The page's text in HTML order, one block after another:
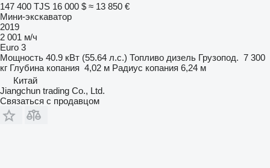
147 400 TJS 16 000 $ ≈ 13 850 €
Мини-экскаватор
2019
2 001 м/ч
Euro 3
Мощность 40.9 кВт (55.64 л.с.) Топливо дизель Грузопод. 7 300
кг Глубина копания 4,02 м Радиус копания 6,24 м
Китай
Jiangchun trading Co., Ltd.
Связаться с продавцом